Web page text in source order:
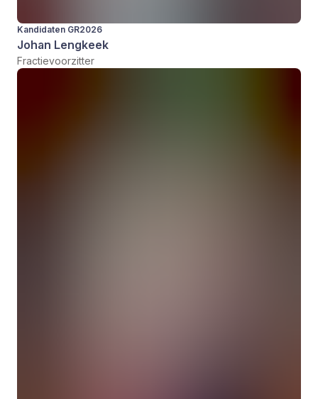
Kandidaten GR2026
Johan Lengkeek
Fractievoorzitter